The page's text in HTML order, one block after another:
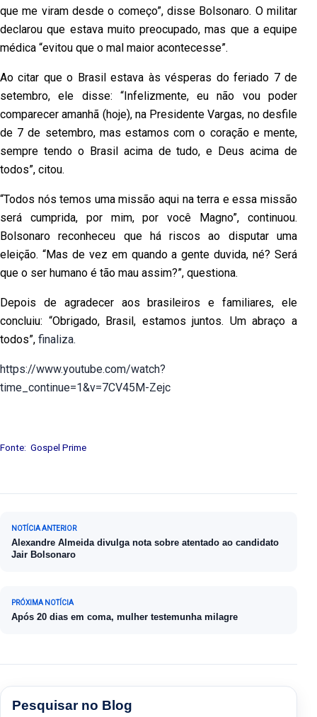
que me viram desde o começo”, disse Bolsonaro. O militar
declarou que estava muito preocupado, mas que a equipe
médica “evitou que o mal maior acontecesse”.
Ao citar que o Brasil estava às vésperas do feriado 7 de
setembro, ele disse: “Infelizmente, eu não vou poder
comparecer amanhã (hoje), na Presidente Vargas, no desfile
de 7 de setembro, mas estamos com o coração e mente,
sempre tendo o Brasil acima de tudo, e Deus acima de
todos”, citou.
“Todos nós temos uma missão aqui na terra e essa missão
será cumprida, por mim, por você Magno”, continuou.
Bolsonaro reconheceu que há riscos ao disputar uma
eleição. “Mas de vez em quando a gente duvida, né? Será
que o ser humano é tão mau assim?”, questiona.
Depois de agradecer aos brasileiros e familiares, ele
concluiu: “Obrigado, Brasil, estamos juntos. Um abraço a
todos”, finaliza.
https://www.youtube.com/watch?
time_continue=1&v=7CV45M-Zejc
Fonte: Gospel Prime
Navegação de Post
NOTÍCIA ANTERIOR
Alexandre Almeida divulga nota sobre atentado ao candidato
Jair Bolsonaro
PRÓXIMA NOTÍCIA
Após 20 dias em coma, mulher testemunha milagre
Pesquisar no Blog